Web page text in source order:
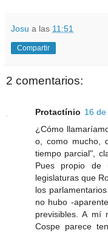
Josu a las 11:51
Compartir
2 comentarios:
Protactínio 16
¿Cómo
o, como mucho,
tiempo parcial",
Pues propio de
legislaturas que
los
no hubo -
previsibles. A mí
Cospe parece